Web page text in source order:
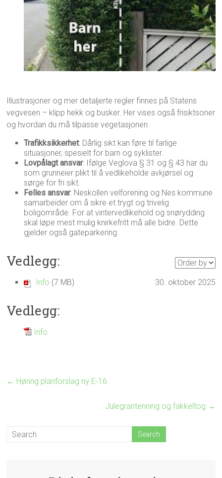
Illustrasjoner og mer detaljerte regler finnes på Statens
vegvesen – klipp hekk og busker. Her vises også frisiktsoner
og hvordan du må tilpasse vegetasjonen.
Trafikksikkerhet: Dårlig sikt kan føre til farlige
situasjoner, spesielt for barn og syklister.
Lovpålagt ansvar: Ifølge Veglova § 31 og § 43 har du
som grunneier plikt til å vedlikeholde avkjørsel og
sørge for fri sikt.
Felles ansvar: Neskollen velforening og Nes kommune
samarbeider om å sikre et trygt og trivelig
boligområde. For at vintervedlikehold og snørydding
skal løpe mest mulig knirkefritt må alle bidre. Dette
gjelder også gateparkering.
Vedlegg:
Info (7 MB) 30. oktober 2025
Vedlegg:
Info
← Høring planforslag ny E-16
Julegrantenning og fakkeltog →